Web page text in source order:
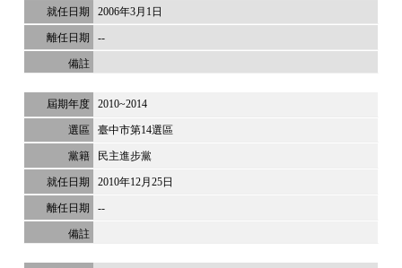
2006年3月1日
--
2010~2014
臺中市第14選區
民主進步黨
2010年12月25日
--